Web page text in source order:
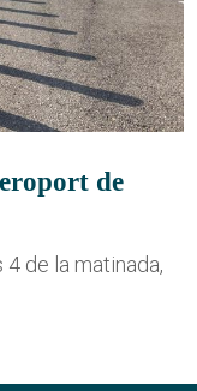
de
de la matinada,